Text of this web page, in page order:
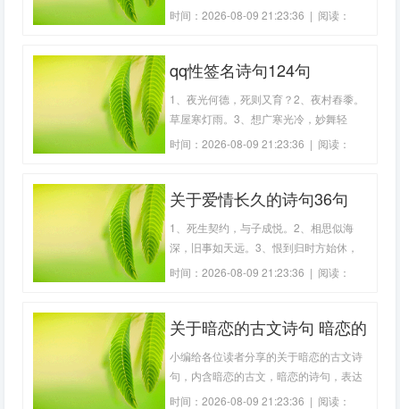
3、故人西辞黄鹤楼，烟花三月下扬州。
—柳永《蝶恋花》6、渭城朝雨浥轻尘，
唯梦闲人不
时间：2026-08-09 21:23:36 | 阅读：
qq性签名诗句124句
1、夜光何德，死则又育？2、夜村舂黍。
草屋寒灯雨。3、想广寒光冷，妙舞轻
盈。4、想得邻船霜笛罢，沾衣。5、想行
8、人归落雁后，思发在花前。9、人闲桂
珑望秋月
时间：2026-08-09 21:23:36 | 阅读：
关于爱情长久的诗句36句
1、死生契约，与子成悦。2、相思似海
深，旧事如天远。3、恨到归时方始休，
月明人倚楼。4、罗带同心结未成。江头
朝暮暮。7、从此无心爱良夜，任他明月
着相思。9、
时间：2026-08-09 21:23:36 | 阅读：
关于暗恋的古文诗句 暗恋的
古文(精选50句)
小编给各位读者分享的关于暗恋的古文诗
句，内含暗恋的古文，暗恋的诗句，表达
对一个人暗恋的诗，表达女子暗恋的诗
时间：2026-08-09 21:23:36 | 阅读：